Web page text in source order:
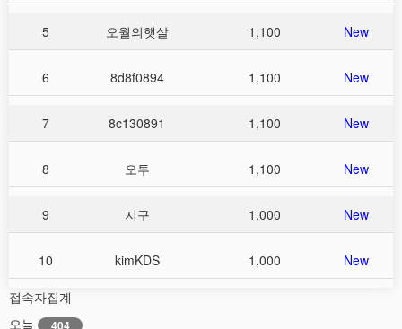
5 오월의햇살 1,100 New
6 8d8f0894 1,100 New
7 8c130891 1,100 New
8 오투 1,100 New
9 지구 1,000 New
10 kimKDS 1,000 New
접속자집계
오늘
404